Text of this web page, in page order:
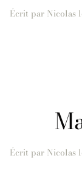
Écrit par Nicolas
Écrit par Nicolas